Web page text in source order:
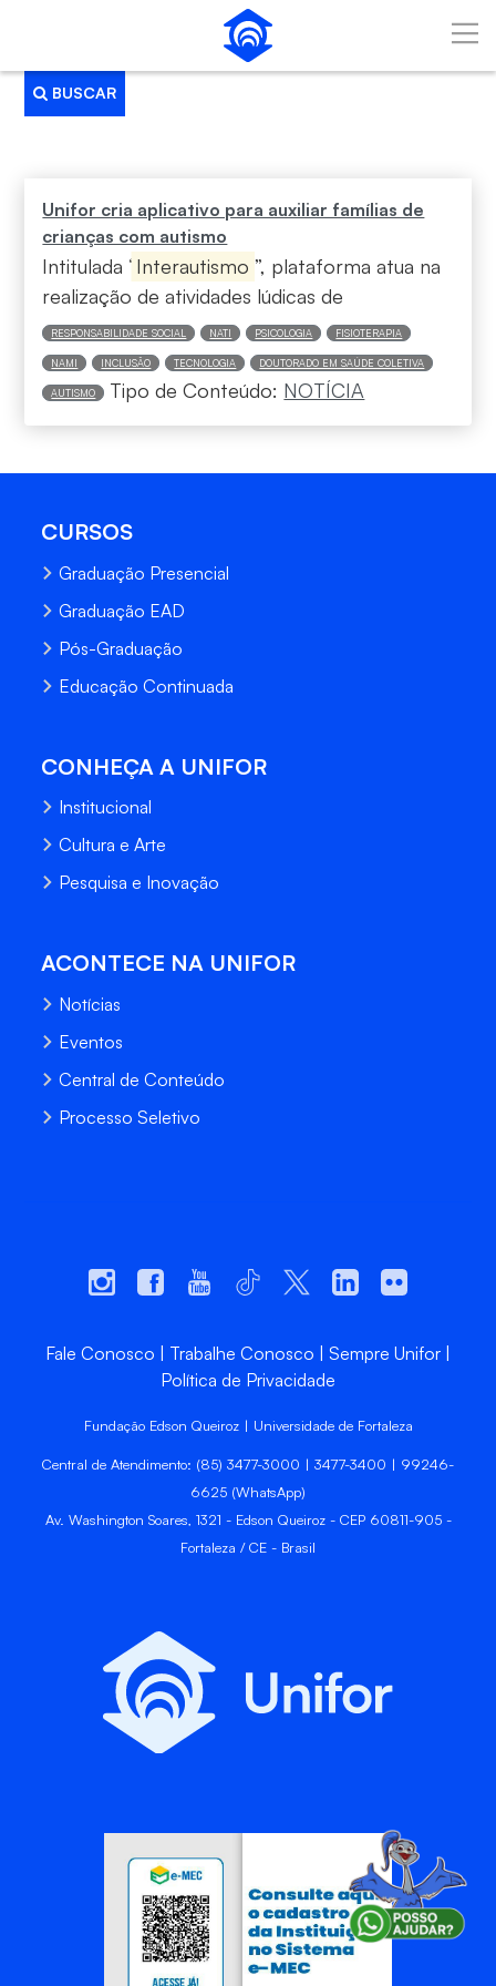
Pular para o Conteúdo principal
BUSCAR
Unifor cria aplicativo para auxiliar famílias de
crianças com autismo
Intitulada “ Interautismo ”, plataforma atua na
realização de atividades lúdicas de
RESPONSABILIDADE SOCIAL NATI PSICOLOGIA FISIOTERAPIA
NAMI INCLUSÃO TECNOLOGIA DOUTORADO EM SAÚDE COLETIVA
AUTISMO Tipo de Conteúdo: NOTÍCIA
CURSOS
Graduação Presencial
Graduação EAD
Pós-Graduação
Educação Continuada
CONHEÇA A UNIFOR
Institucional
Cultura e Arte
Pesquisa e Inovação
ACONTECE NA UNIFOR
Notícias
Eventos
Central de Conteúdo
Processo Seletivo
Fale Conosco Trabalhe Conosco
Sempre Unifor
Política de Privacidade
Fundação Edson Queiroz | Universidade de Fortaleza
Central de Atendimento: (85) 3477-3000 | 3477-3400 | 99246-
6625 (WhatsApp)
Av. Washington Soares, 1321 - Edson Queiroz - CEP 60811-905 -
Fortaleza / CE - Brasil